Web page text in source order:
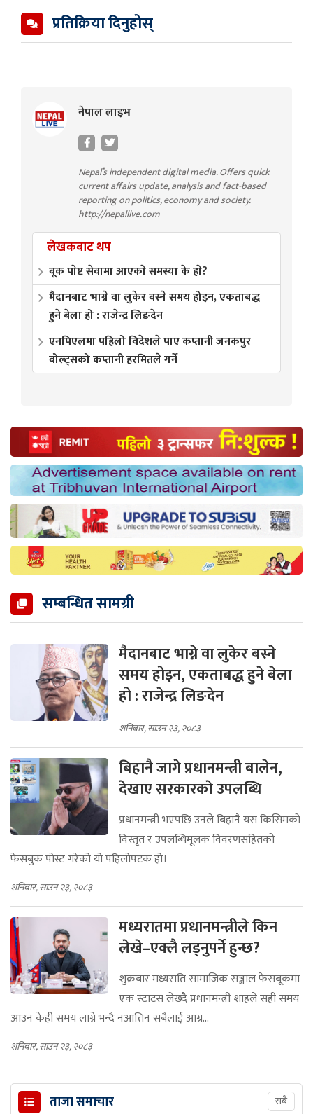
प्रतिक्रिया दिनुहोस्
नेपाल लाइभ
Nepal’s independent digital media. Offers quick
current affairs update, analysis and fact-based
reporting on politics, economy and society.
http://nepallive.com
लेखकबाट थप
बूक पाेष्ट सेवामा आएकाे समस्या के हाे?
मैदानबाट भाग्ने वा लुकेर बस्ने समय होइन, एकताबद्ध
हुने बेला हो : राजेन्द्र लिङदेन
एनपिएलमा पहिलो विदेशले पाए कप्तानी जनकपुर
बोल्ट्सको कप्तानी हरमितले गर्ने
सम्बन्धित सामग्री
मैदानबाट भाग्ने वा लुकेर बस्ने
समय होइन, एकताबद्ध हुने बेला
हो : राजेन्द्र लिङदेन
शनिबार, साउन २३, २०८३
बिहानै जागे प्रधानमन्त्री बालेन,
देखाए सरकारकाे उपलब्धि
प्रधानमन्त्री भएपछि उनले बिहानै यस किसिमको
विस्तृत र उपलब्धिमूलक विवरणसहितको
फेसबुक पोस्ट गरेको यो पहिलोपटक हो।
शनिबार, साउन २३, २०८३
मध्यरातमा प्रधानमन्त्रीले किन
लेखे–एक्लै लड्नुपर्ने हुन्छ?
शुक्रबार मध्यराति सामाजिक सञ्जाल फेसबूकमा
एक स्टाटस लेख्दै प्रधानमन्त्री शाहले सही समय
आउन केही समय लाग्ने भन्दै नआत्तिन सबैलाई आग्र...
शनिबार, साउन २३, २०८३
ताजा समाचार सबै